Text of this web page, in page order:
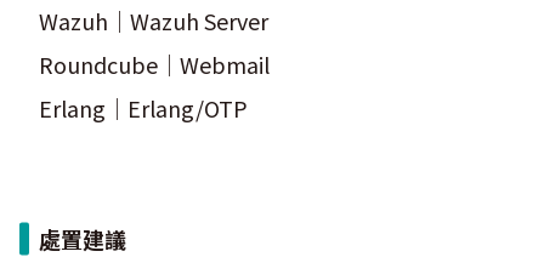
Wazuh｜Wazuh Server
Roundcube｜Webmail
Erlang｜Erlang/OTP
處置建議